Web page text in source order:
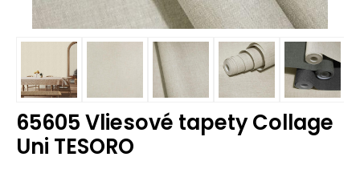
65605 Vliesové tapety Collage
Uni TESORO